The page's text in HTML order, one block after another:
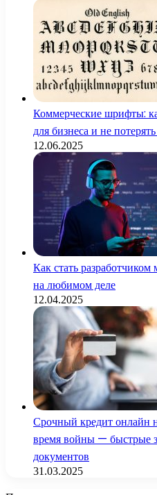
Коммерческие шрифты:
для бизнеса и не
12.06.2025
Как стать
на любимом деле
12.04.2025
Срочный кредит онлайн
время войны —
документов
31.03.2025